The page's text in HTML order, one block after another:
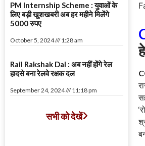
PM Internship Scheme : युवाओं के
लिए बड़ी खुशखबरी अब हर महीने मिलेंगे
5000 रुपए
October 5, 2024 1:28 am
Rail Rakshak Dal : अब नहीं होंगे रेल
हादसे बना रेलवे रक्षक दल
September 24, 2024 11:18 pm
सभी को देखें